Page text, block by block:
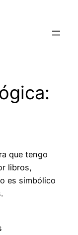
que tengo
libros,
es simbólico